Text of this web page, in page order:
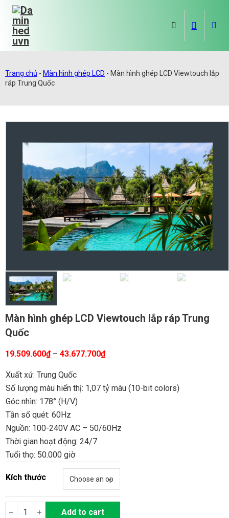
Trang chủ - Màn hình ghép LCD - Màn hình ghép LCD Viewtouch lắp
ráp Trung Quốc
Màn hình ghép LCD Viewtouch lắp ráp Trung
Quốc
19.509.600₫– 43.677.700₫
Xuất xứ: Trung Quốc
Số lượng màu hiển thị: 1,07 tỷ màu (10-bit colors)
Góc nhìn: 178° (H/V)
Tần số quét: 60Hz
Nguồn: 100-240V AC – 50/60Hz
Thời gian hoạt động: 24/7
Tuổi thọ: 50.000 giờ
Kích thước
Màn hình ghép LCD Viewtouch lắp ráp Trung Quốc quantity
Add to cart